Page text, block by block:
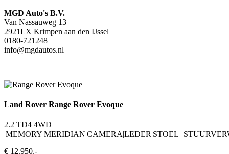
MGD Auto's B.V.
Van Nassauweg 13
2921LX Krimpen aan den IJssel
0180-721248
info@mgdautos.nl
Land Rover Range Rover Evoque
2.2 TD4 4WD
€ 12.950,-